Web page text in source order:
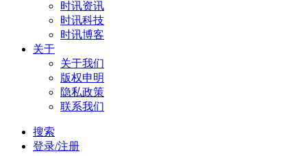
时讯资讯
时讯科技
时讯博客
关于
关于我们
版权申明
隐私政策
联系我们
搜索
登录/注册